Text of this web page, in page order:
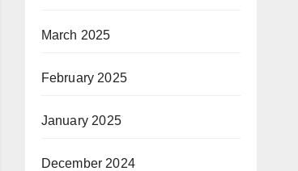
March 2025
February 2025
January 2025
December 2024